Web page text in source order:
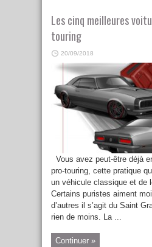
Les cinq meilleures
touring
20/09/2018
Vous avez peut-être déjà
pro-touring, cette pratique
un véhicule classique et de
Certains puristes aiment
d’autres il s’agit du Saint
rien de moins. La ...
Continuer »